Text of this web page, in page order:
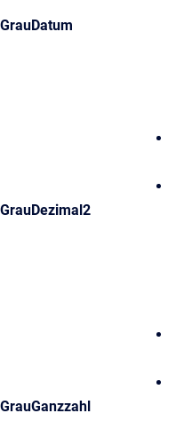
GrauDatum
GrauDezimal2
GrauGanzzahl